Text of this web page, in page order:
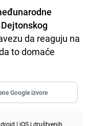
da reaguju na
to domaće
Google izvore
| iOS i društvenih